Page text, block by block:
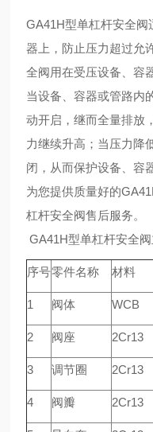
GA41H型单杠杆安全
器上，防止压力超过允
全阀用在受压设备、容
当设备、容器或管路内
动开启，继而全量排放
力继续升高；当压力降
闭，从而保护设备、容
为您提供质量好的
杠杆安全阀售后服务。
GA41H型单杠杆安全
序号零件名称 材料
1 阀体 WCB
2 阀座 2Cr13
3 调节圈 2Cr13
4 阀瓣 2Cr13